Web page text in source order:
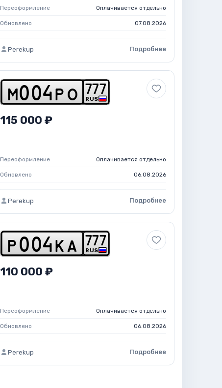
Переоформление Оплачивается отдельно
Обновлено 07.08.2026
Perekup Подробнее
m 0 04 p o RUS
7 7 7
115 000 ₽
Переоформление Оплачивается отдельно
Обновлено 06.08.2026
Perekup Подробнее
p 0 04 k a RUS
7 7 7
110 000 ₽
Переоформление Оплачивается отдельно
Обновлено 06.08.2026
Perekup Подробнее